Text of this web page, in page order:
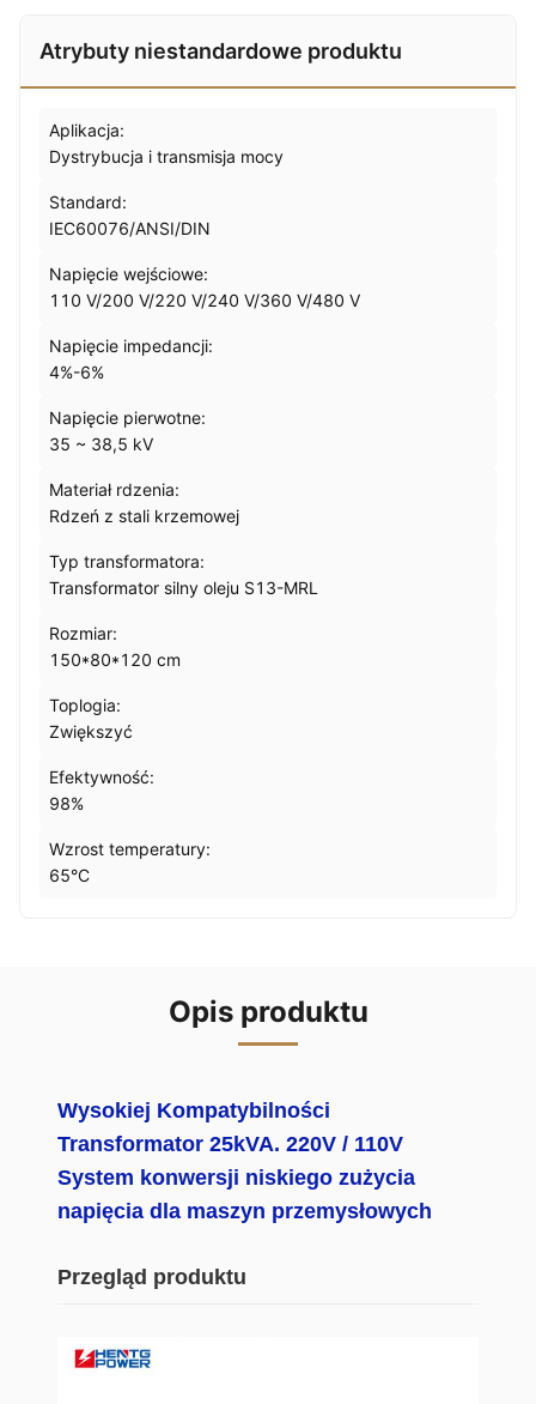
Atrybuty niestandardowe produktu
Aplikacja:
Dystrybucja i transmisja mocy
Standard:
IEC60076/ANSI/DIN
Napięcie wejściowe:
110 V/200 V/220 V/240 V/360 V/480 V
Napięcie impedancji:
4%-6%
Napięcie pierwotne:
35 ~ 38,5 kV
Materiał rdzenia:
Rdzeń z stali krzemowej
Typ transformatora:
Transformator silny oleju S13-MRL
Rozmiar:
150*80*120 cm
Toplogia:
Zwiększyć
Efektywność:
98%
Wzrost temperatury:
65°C
Opis produktu
Wysokiej Kompatybilności
Transformator 25kVA. 220V / 110V
System konwersji niskiego zużycia
napięcia dla maszyn przemysłowych
Przegląd produktu